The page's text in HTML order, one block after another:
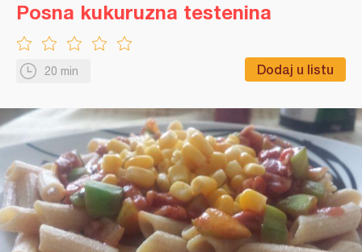
20 min Dodaj u listu
Posna kukuruzna testenina